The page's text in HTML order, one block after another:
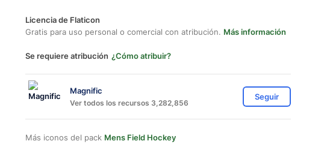
Licencia de Flaticon
Gratis para uso personal o comercial con atribución. Más información
Se requiere atribución ¿Cómo atribuir?
Magnific
Ver todos los recursos 3,282,856
Seguir
Más iconos del pack Mens Field Hockey